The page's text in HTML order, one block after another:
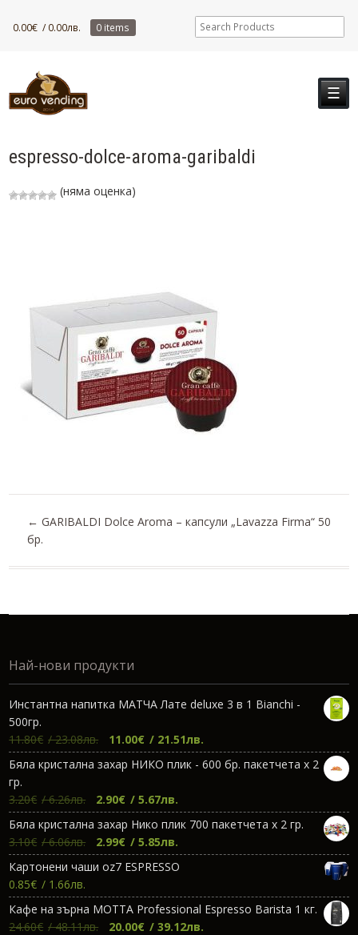
0.00€ / 0.00лв. 0 items
☰
espresso-dolce-aroma-garibaldi
(няма оценка)
← GARIBALDI Dolce Aroma – капсули „Lavazza Firma“ 50
бр.
Най-нови продукти
Инстантна напитка МАТЧА Лате deluxe 3 в 1 Bianchi -
500гр.
11.80€ / 23.08лв.
Original
price
was:
11.00€ / 21.51лв.
цена
е:
Бяла кристална захар НИКО плик - 600 бр. пакетчета х 2
гр.
3.20€ / 6.26лв.
Original
price
was:
3.20€.
2.90€ / 5.67лв.
цена
е:
2.90€.
Бяла кристална захар Нико плик 700 пакетчета х 2 гр.
3.10€ / 6.06лв.
Original
price
was:
3.10€.
2.99€ / 5.85лв.
цена
е:
2.99€.
Картонени чаши oz7 ESPRESSO
0.85€ / 1.66лв.
Кафе на зърна МОТТА Professional Espresso Barista 1 кг.
24.60€ / 48.11лв.
Original
20.00€ / 39.12лв.